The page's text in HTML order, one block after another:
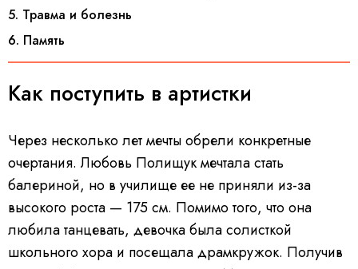
5. Травма и болезнь
6. Память
Как поступить в артистки
Через несколько лет мечты обрели конкретные
очертания. Любовь Полищук мечтала стать
балериной, но в училище ее не приняли из-за
высокого роста — 175 см. Помимо того, что она
любила танцевать, девочка была солисткой
школьного хора и посещала драмкружок. Получив